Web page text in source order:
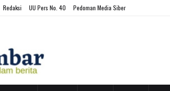
Redaksi UU Pers No. 40 Pedoman Media Siber